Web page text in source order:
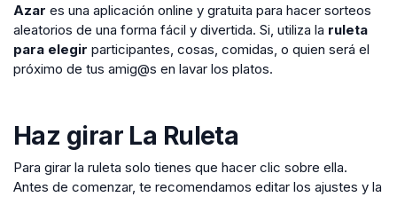
Azar es una aplicación online y gratuita para hacer sorteos
aleatorios de una forma fácil y divertida. Si, utiliza la ruleta
para elegir participantes, cosas, comidas, o quien será el
próximo de tus amig@s en lavar los platos.
Haz girar La Ruleta
Para girar la ruleta solo tienes que hacer clic sobre ella.
Antes de comenzar, te recomendamos editar los ajustes y la